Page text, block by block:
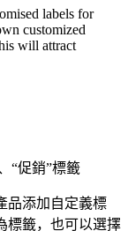
labels for
customized
will attract
“促銷”標籤
品添加自定義標
標籤，也可以選擇